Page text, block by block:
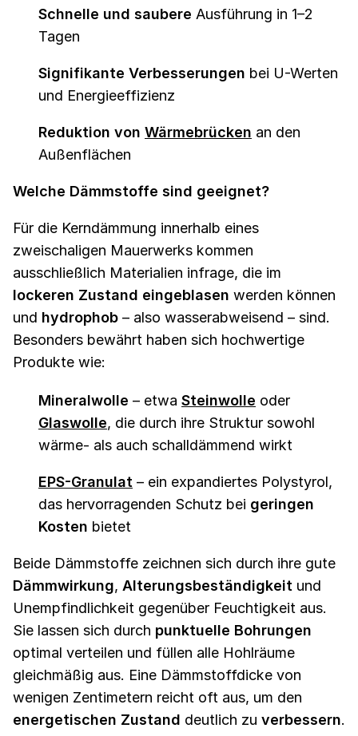
Schnelle und saubere Ausführung in 1–2
Tagen
Signifikante Verbesserungen bei U-Werten
und Energieeffizienz
Reduktion von Wärmebrücken an den
Außenflächen
Welche Dämmstoffe sind geeignet?
Für die Kerndämmung innerhalb eines
zweischaligen Mauerwerks kommen
ausschließlich Materialien infrage, die im
lockeren Zustand eingeblasen werden können
und hydrophob – also wasserabweisend – sind.
Besonders bewährt haben sich hochwertige
Produkte wie:
Mineralwolle – etwa Steinwolle oder
Glaswolle, die durch ihre Struktur sowohl
wärme- als auch schalldämmend wirkt
EPS-Granulat – ein expandiertes Polystyrol,
das hervorragenden Schutz bei geringen
Kosten bietet
Beide Dämmstoffe zeichnen sich durch ihre gute
Dämmwirkung, Alterungsbeständigkeit und
Unempfindlichkeit gegenüber Feuchtigkeit aus.
Sie lassen sich durch punktuelle Bohrungen
optimal verteilen und füllen alle Hohlräume
gleichmäßig aus. Eine Dämmstoffdicke von
wenigen Zentimetern reicht oft aus, um den
energetischen Zustand deutlich zu verbessern.